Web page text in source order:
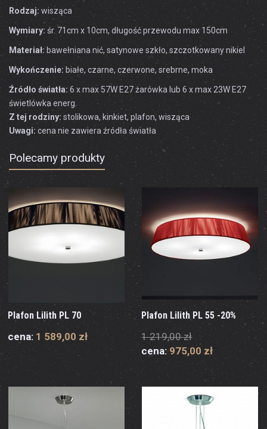
Rodzaj: wisząca
Wymiary: śr. 71cm x 10cm, długość przewodu max 150cm
Materiał: bawełniana nić, satynowe szkło, szczotkowany nikiel
Wykończenie: białe, czarne, czerwone, srebrne, moka
Źródło światła: 6 x max 57W E27 żarówka lub 6 x max 23W E27
świetlówka energ.
Z tej rodziny: stolikowa, kinkiet, plafon, wisząca
Uwagi: cena nie zawiera źródła światła
Polecamy produkty
Plafon Lilith PL 70
cena: 1 589,00 zł
Plafon Lilith PL 55 -20%
1 219,00 zł
cena: 975,00 zł